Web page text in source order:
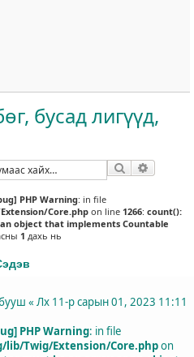
бусад лигүүд,
Хайлт
PHP Warning: in file
Core.phpon line 1266: count():
object that implements Countable
1 дахь нь
« Лх 11-р сарын 01, 2023 11:11
PHP Warning: in file
Twig/Extension/Core.phpon